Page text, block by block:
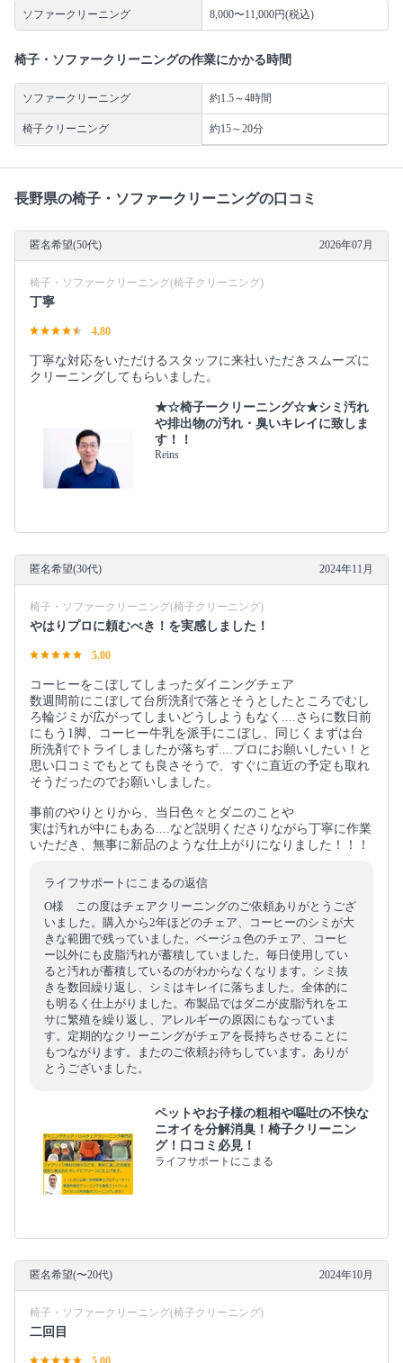
ソファークリーニング 8,000〜11,000円(税込)
椅子・ソファークリーニングの作業にかかる時間
ソファークリーニング 約1.5～4時間
椅子クリーニング 約15～20分
長野県の椅子・ソファークリーニングの口コミ
匿名希望(50代) 2026年07月
椅子・ソファークリーニング(椅子クリーニング)
丁寧
4.80
丁寧な対応をいただけるスタッフに来社いただきスムーズに
クリーニングしてもらいました。
★☆椅子ークリーニング☆★シミ汚れ
や排出物の汚れ・臭いキレイに致しま
す！！
Reins
匿名希望(30代) 2024年11月
椅子・ソファークリーニング(椅子クリーニング)
やはりプロに頼むべき！を実感しました！
5.00
コーヒーをこぼしてしまったダイニングチェア
数週間前にこぼして台所洗剤で落とそうとしたところでむし
ろ輪ジミが広がってしまいどうしようもなく....さらに数日前
にもう1脚、コーヒー牛乳を派手にこぼし、同じくまずは台
所洗剤でトライしましたが落ちず....プロにお願いしたい！と
思い口コミでもとても良さそうで、すぐに直近の予定も取れ
そうだったのでお願いしました。
事前のやりとりから、当日色々とダニのことや
実は汚れが中にもある....など説明くださりながら丁寧に作業
いただき、無事に新品のような仕上がりになりました！！！
ライフサポートにこまるの返信
O様 この度はチェアクリーニングのご依頼ありがとうござ
いました。購入から2年ほどのチェア、コーヒーのシミが大
きな範囲で残っていました。ベージュ色のチェア、コーヒ
ー以外にも皮脂汚れが蓄積していました。毎日使用してい
ると汚れが蓄積しているのがわからなくなります。シミ抜
きを数回繰り返し、シミはキレイに落ちました。全体的に
も明るく仕上がりました。布製品ではダニが皮脂汚れをエ
サに繁殖を繰り返し、アレルギーの原因にもなっていま
す。定期的なクリーニングがチェアを長持ちさせることに
もつながります。またのご依頼お待ちしています。ありが
とうございました。
ペットやお子様の粗相や嘔吐の不快な
ニオイを分解消臭！椅子クリーニン
グ！口コミ必見！
ライフサポートにこまる
匿名希望(〜20代) 2024年10月
椅子・ソファークリーニング(椅子クリーニング)
二回目